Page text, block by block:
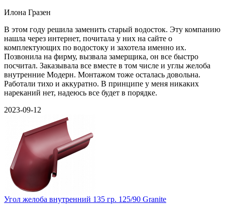
Илона Гразен
В этом году решила заменить старый водосток. Эту компанию
нашла через интернет, почитала у них на сайте о
комплектующих по водостоку и захотела именно их.
Позвонила на фирму, вызвала замерщика, он все быстро
посчитал. Заказывала все вместе в том числе и углы желоба
внутренние Модерн. Монтажом тоже осталась довольна.
Работали тихо и аккуратно. В принципе у меня никаких
нареканий нет, надеюсь все будет в порядке.
2023-09-12
Угол желоба внутренний 135 гр. 125/90 Granite